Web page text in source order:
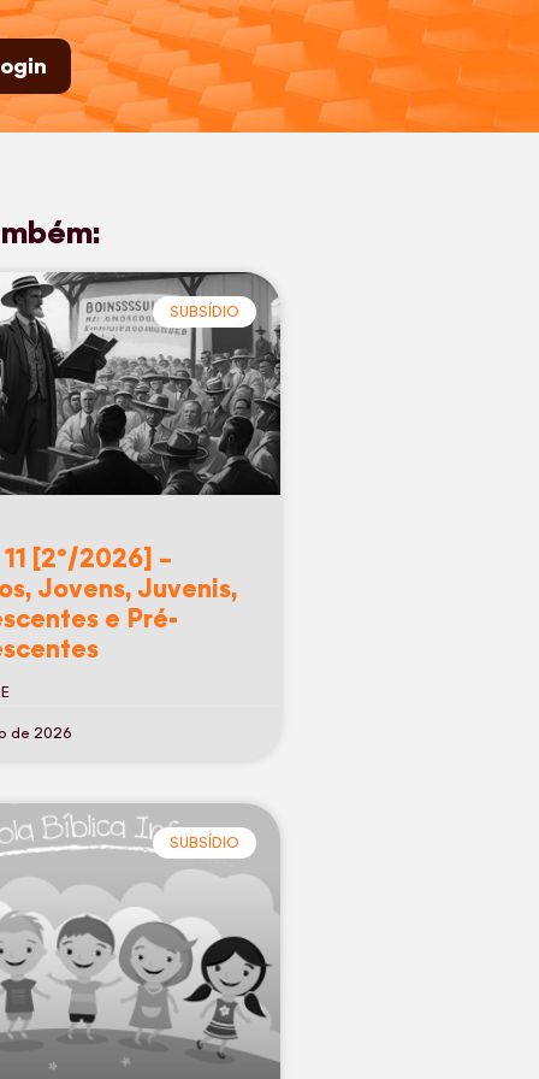
SUBSÍDIO
[2º/2026] –
Jovens, Juvenis,
e Pré-
de 2026
SUBSÍDIO